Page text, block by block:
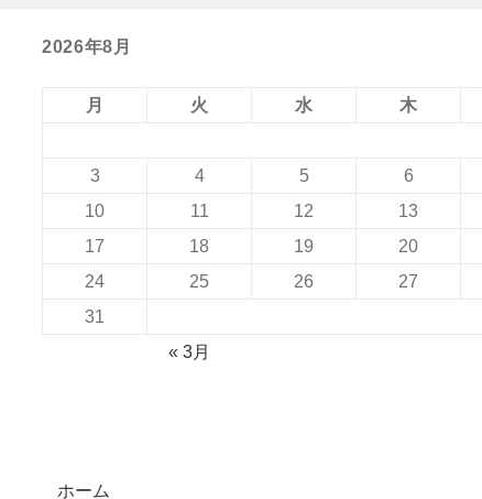
2026年8月
月 火 水 木
3
4 5 6
10
11 12 13
17
18 19 20
24
25 26 27
31
« 3月
ホーム